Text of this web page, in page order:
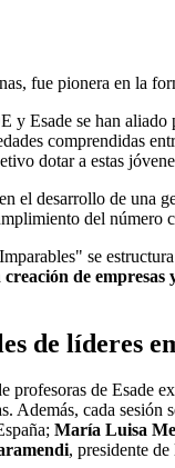
fue pionera en la
y Esade se han
comprendidas
dotar a estas
el desarrollo de una
del
se
creación de
de líderes
profesoras de Esade
Además, cada
María Luisa
, presidente